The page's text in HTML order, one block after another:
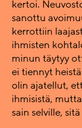
kertoi.
sanottu
kerrottiin
ihmisten
minun täytyy
ei tiennyt
olin ajatellut,
ihmisistä,
sain selville,